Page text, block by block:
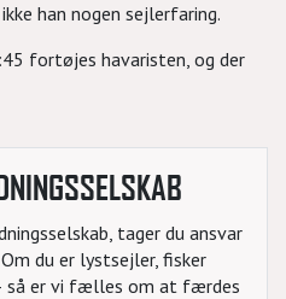
han nogen sejlerfaring.
fortøjes havaristen, og der
tager du ansvar
du er lystsejler, fisker
så er vi fælles om at færdes